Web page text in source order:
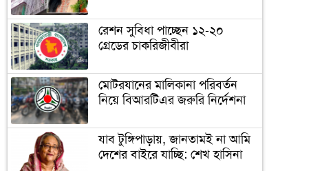
মাশরাফির ক্যারিয়ার শেষ!
ফিটনেসে সাকিবের সফলতার
রহস্য ফাঁস
সাকিবের জন্য বিগ ব্যাশের দরজা
বন্ধ
রেশন সুবিধা পাচ্ছেন ১২-২০
গ্রেডের চাকরিজীবীরা
মোটরযানের মালিকানা পরিবর্তন
নিয়ে বিআরটিএর জরুরি নির্দেশনা
যাব টুঙ্গিপাড়ায়, জানতামই না আমি
দেশের বাইরে যাচ্ছি: শেখ হাসিনা